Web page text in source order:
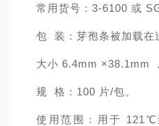
常用货号：3-6100 或
包 装：芽孢条被加载在
大小 6.4mm ×38.1mm
规 格：100 片/包。
使用范围：用于